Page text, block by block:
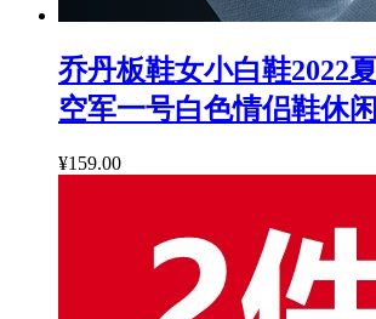
乔丹板鞋女小白鞋2022
空军一号白色情侣鞋休
¥159.00